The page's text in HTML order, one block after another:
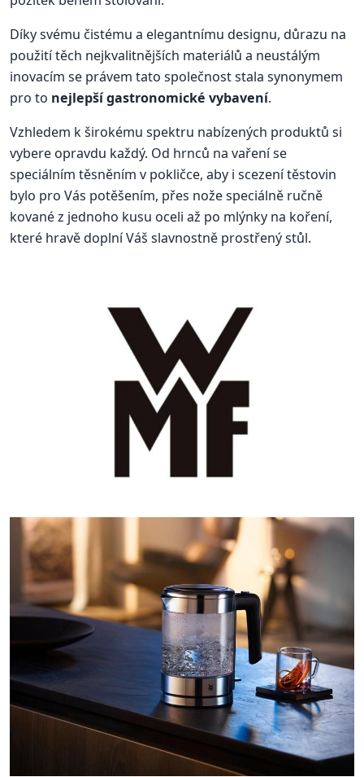
Díky svému čistému a elegantnímu designu, důrazu na
použití těch nejkvalitnějších materiálů a neustálým
inovacím se právem tato společnost stala synonymem
pro to nejlepší gastronomické vybavení.
Vzhledem k širokému spektru nabízených produktů si
vybere opravdu každý. Od hrnců na vaření se
speciálním těsněním v pokličce, aby i scezení těstovin
bylo pro Vás potěšením, přes nože speciálně ručně
kované z jednoho kusu oceli až po mlýnky na koření,
které hravě doplní Váš slavnostně prostřený stůl.